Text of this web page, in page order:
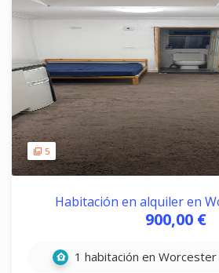
5
Habitación en alquiler en
900,00 €
1 habitación en